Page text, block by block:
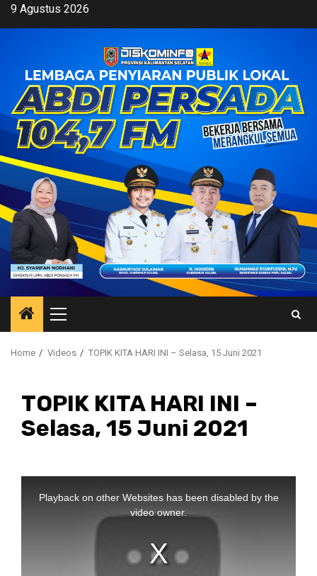
Skip9 Agustus 2026
Primary
Menu
Home Videos TOPIK KITA HARI INI – Selasa, 15 Juni 2021
TOPIK KITA HARI INI –
Selasa, 15 Juni 2021